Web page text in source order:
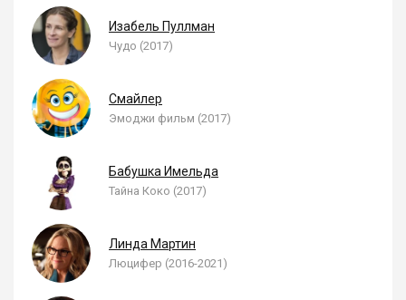
Изабель Пуллман
Чудо (2017)
Смайлер
Эмоджи фильм (2017)
Бабушка Имельда
Тайна Коко (2017)
Линда Мартин
Люцифер (2016-2021)